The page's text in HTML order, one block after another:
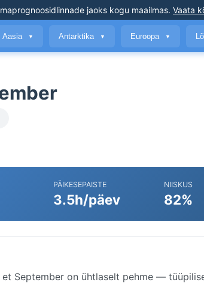
linnade jaoks kogu maailmas. Vaata
Aasia ▼ Antarktika ▼ Euroopa ▼
PÄIKESEPAISTE
3.5h/päev
NIISKUS
82%
September on ühtlaselt pehme —